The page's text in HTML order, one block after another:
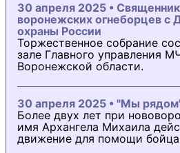
30 апреля 2025 •
воронежских огнеборцев с
охраны России
Торжественное собрание
зале Главного управления
Воронежской области.
30 апреля 2025 • "Мы
Более двух лет при
имя Архангела Михаила
движение для помощи